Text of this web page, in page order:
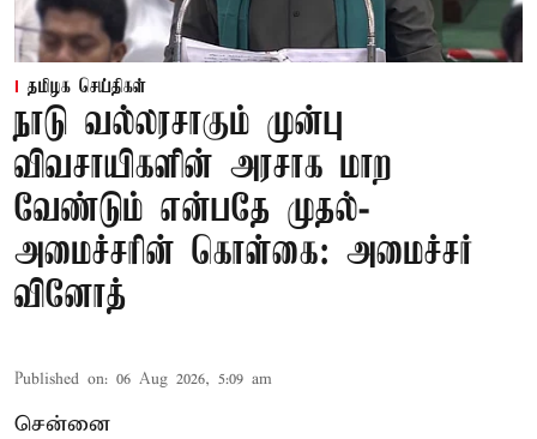
தமிழக செய்திகள்
நாடு வல்லரசாகும் முன்பு
விவசாயிகளின் அரசாக மாற
வேண்டும் என்பதே முதல்-
அமைச்சரின் கொள்கை: அமைச்சர்
வினோத்
Published on: 06 Aug 2026, 5:09 am
சென்னை